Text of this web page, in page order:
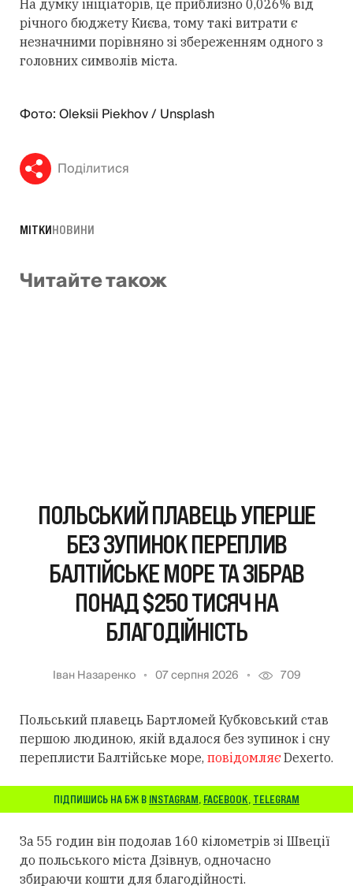
На думку ініціаторів, це приблизно 0,026% від
річного бюджету Києва, тому такі витрати є
незначними порівняно зі збереженням одного з
головних символів міста.
Фото: Oleksii Piekhov / Unsplash
Поділитися
МІТКИНОВИНИ
Читайте також
ПОЛЬСЬКИЙ ПЛАВЕЦЬ УПЕРШЕ
БЕЗ ЗУПИНОК ПЕРЕПЛИВ
БАЛТІЙСЬКЕ МОРЕ ТА ЗІБРАВ
ПОНАД $250 ТИСЯЧ НА
БЛАГОДІЙНІСТЬ
Іван Назаренко 07 серпня 2026 709
Польський плавець Бартломей Кубковський став
першою людиною, якій вдалося без зупинок і сну
переплисти Балтійське море, повідомляєDexerto.
ПІДПИШИСЬ НА БЖ В INSTAGRAM, FACEBOOK, TELEGRAM
За 55 годин він подолав 160 кілометрів зі Швеції
до польського міста Дзівнув, одночасно
збираючи кошти для благодійності.